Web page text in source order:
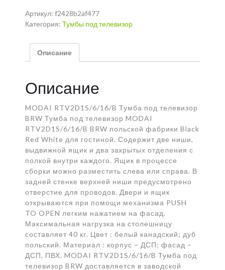
Артикул: f2428b2af477
Категория: Тумбы под телевизор
Описание
Описание
MODAI RTV2D1S/6/16/B Тумба под телевизор
BRW Тумба под телевизор MODAI
RTV2D1S/6/16/B BRW польской фабрики Black
Red White для гостиной. Содержит две ниши,
выдвижной ящик и два закрытых отделения с
полкой внутри каждого. Ящик в процессе
сборки можно разместить слева или справа. В
задней стенке верхней ниши предусмотрено
отверстие для проводов. Двери и ящик
открываются при помощи механизма PUSH
TO OPEN легким нажатием на фасад.
Максимальная нагрузка на столешницу
составляет 40 кг. Цвет : белый канадский; дуб
польский. Материал : корпус – ДСП; фасад –
ДСП, ПВХ. MODAI RTV2D1S/6/16/B Тумба под
телевизор BRW доставляется в заводской